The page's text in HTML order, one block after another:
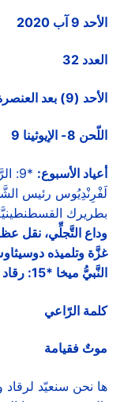
الأحد 9 آب 2020
العدد 32
الأحد (9) بعد العنصرة
اللّحن 8- الإيوثينا 9
أعياد الأسبوع:
بطريرك القسطنطينيَّة *12: الشَّهيدان فوتيوس
وداع التَّجلِّي، نقل
النَّبيُّ ميخا *15: رقاد سيِّدتنا والدة الإله الفائقة القداسة.
كلمة الرّاعي
موتٌ فقيامة
ها نحن سنعيّد لرقاد